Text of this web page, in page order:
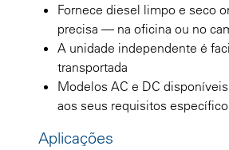
Fornece diesel limpo e seco
precisa — na oficina ou no
A unidade independente é
transportada
Modelos AC e DC
aos seus requisitos
Aplicações